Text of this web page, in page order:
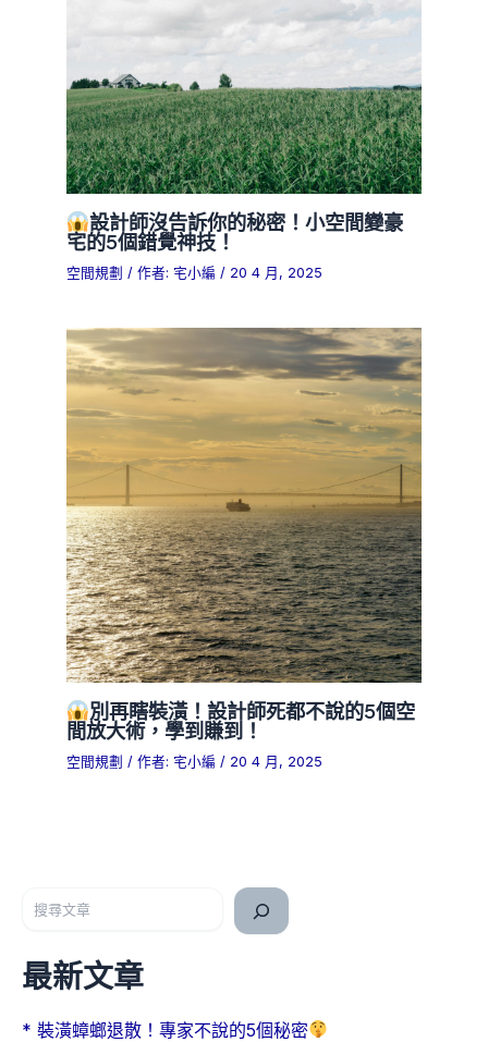
設計師沒告訴你的秘密！小空間變豪
宅的5個錯覺神技！
空間規劃 / 作者: 宅小編 / 20 4 月, 2025
別再瞎裝潢！設計師死都不說的5個空
間放大術，學到賺到！
空間規劃 / 作者: 宅小編 / 20 4 月, 2025
最新文章
* 裝潢蟑螂退散！專家不說的5個秘密